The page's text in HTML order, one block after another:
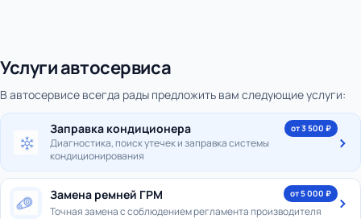
Услуги автосервиса
В автосервисе всегда рады предложить вам следующие услуги:
от 3 500 ₽
Заправка кондиционера
Диагностика, поиск утечек и заправка системы
кондиционирования
от 5 000 ₽
Замена ремней ГРМ
Точная замена с соблюдением регламента производителя